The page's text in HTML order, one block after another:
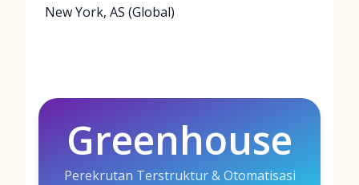
New York, AS (Global)
Greenhouse
Perekrutan Terstruktur & Otomatisasi